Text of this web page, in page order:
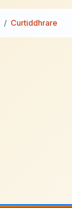
Curtiddhrare